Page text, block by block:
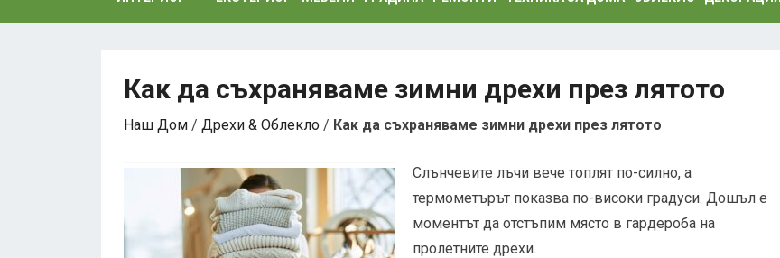
Как да съхраняваме зимни дрехи през лятото
Наш Дом / Дрехи & Облекло / Как да съхраняваме зимни дрехи през лятото
Слънчевите лъчи вече топлят по-силно, а
термометърът показва по-високи градуси. Дошъл е
моментът да отстъпим място в гардероба на
пролетните дрехи.